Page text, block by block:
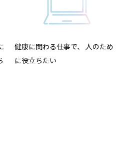
健康に関わる仕事で、 人のため
に役立ちたい